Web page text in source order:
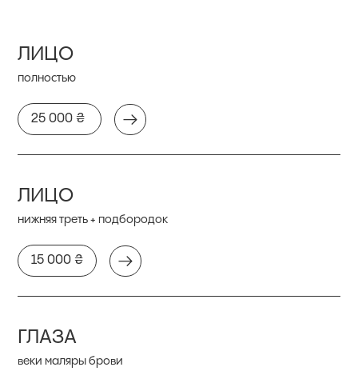
ЛИЦО
полностью
25 000 ₴
ЛИЦО
нижняя треть + подбородок
15 000 ₴
ГЛАЗА
веки маляры брови